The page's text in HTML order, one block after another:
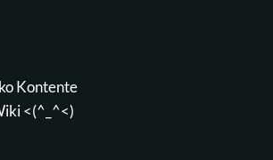
Kontente
<(^_^<)